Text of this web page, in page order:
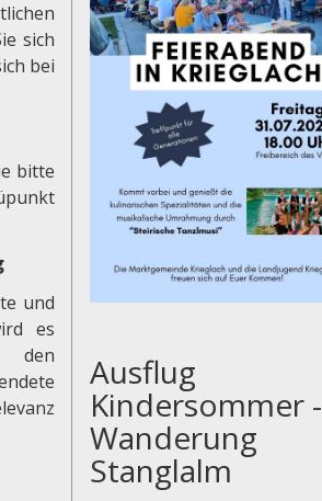
sich
bei
bitte
und
es
den
Ausflug
Kindersommer -
Wanderung
Stanglalm